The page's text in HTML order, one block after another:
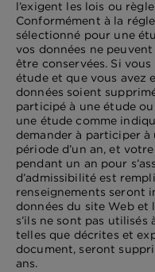
l’exigent les lois ou
Conformément à la
sélectionné pour une
vos données ne
être conservées. Si
étude et que vous avez
données soient
participé à une étude
une étude comme
demander à participer
période d’un an, et
pendant un an pour
d’admissibilité est
renseignements seront
données du site Web et
s’ils ne sont pas
telles que décrites et
document, seront
ans.